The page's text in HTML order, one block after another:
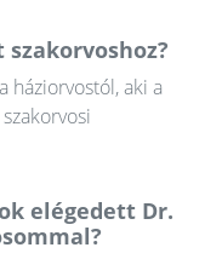
háziorvostól, aki a
elégedett Dr.